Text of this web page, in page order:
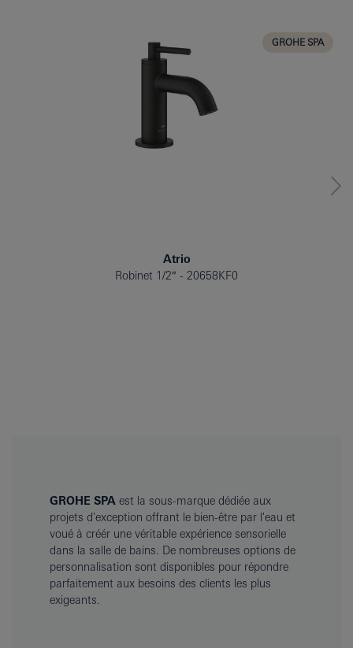
GROHE SPA
Atrio
Robinet 1/2″
20658KF0
GROHE SPA est la sous-marque dédiée aux
projets d'exception offrant le bien-être par l'eau et
voué à créér une véritable expérience sensorielle
dans la salle de bains. De nombreuses options de
personnalisation sont disponibles pour répondre
parfaitement aux besoins des clients les plus
exigeants.